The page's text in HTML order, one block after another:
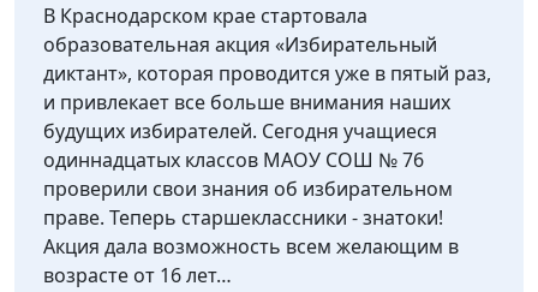
В Краснодарском крае стартовала
образовательная акция «Избирательный
диктант», которая проводится уже в пятый раз,
и привлекает все больше внимания наших
будущих избирателей. Сегодня учащиеся
одиннадцатых классов МАОУ СОШ № 76
проверили свои знания об избирательном
праве. Теперь старшеклассники - знатоки!
Акция дала возможность всем желающим в
возрасте от 16 лет…